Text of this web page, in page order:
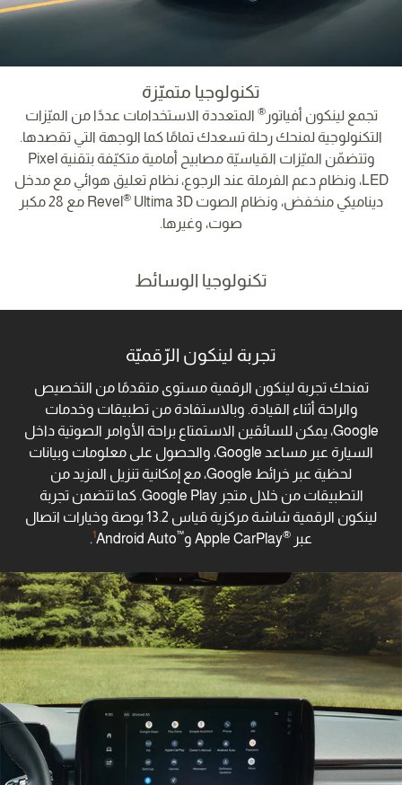
تكنولوجيا متميّزة
تجمع لينكون أفياتور® المتعددة الاستخدامات عددًا من الميّزات
التكنولوجية لمنحك رحلة تسعدك تمامًا كما الوجهة التي تقصدها.
وتتضمّن الميّزات القياسيّة مصابيح أمامية متكيّفة بتقنية Pixel
LED، ونظام دعم الفرملة عند الرجوع، نظام تعليق هوائي مع مدخل
ديناميكي منخفض، ونظام الصوت Revel
®
Ultima 3D مع 28 مكبر
صوت، وغيرها.
تكنولوجيا الوسائط
تجربة لينكون الرّقميّة
تمنحك تجربة لينكون الرقمية مستوى متقدمًا من التخصيص
والراحة أثناء القيادة. وبالاستفادة من تطبيقات وخدمات
Google، يمكن للسائقين الاستمتاع براحة الأوامر الصوتية داخل
السيارة عبر مساعد Google، والحصول على معلومات وبيانات
لحظية عبر خرائط Google، مع إمكانية تنزيل المزيد من
التطبيقات من خلال متجر Google Play. كما تتضمن تجربة
لينكون الرقمية شاشة مركزية قياس 13.2 بوصة وخيارات اتصال
عبر ®Apple CarPlay و ™
1Android Auto.